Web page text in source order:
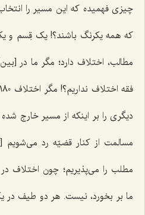
چیزی فهمیده که این مسیر را
که همه یکرنگ باشند؟! یک قِسم
مطالب، اختلاف دارد؛ مگر ما در
دیگری را بر اینکه از مسیر خارج
مطلب را می‌پذیریم؛ چون اختلاف
ما بر بخورد، نیست. هر دو طیف در